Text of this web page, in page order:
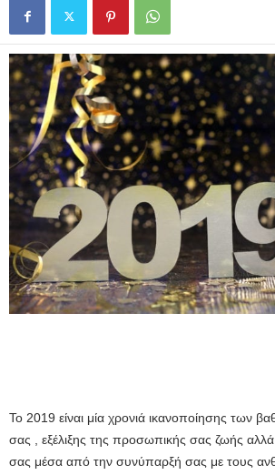
Το 2019 είναι μία χρονιά ικανοποίησης των
σας , εξέλιξης της προσωπικής σας ζωής αλλά
σας μέσα από την συνύπαρξή σας με τους